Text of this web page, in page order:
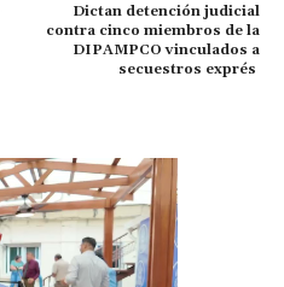
Dictan detención judicial
contra cinco miembros de la
DIPAMPCO vinculados a
secuestros exprés